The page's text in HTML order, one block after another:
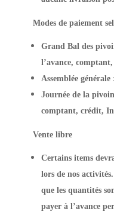
Modes de paiement
Grand Bal des
l’avance,
Assemblée
Journée de la
comptant, crédit,
Vente libre
Certains items
lors de nos
que les quantités
payer à l’avance